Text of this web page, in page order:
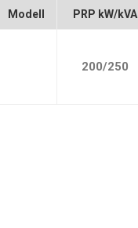
Modell PRP kW/kVA
200/250